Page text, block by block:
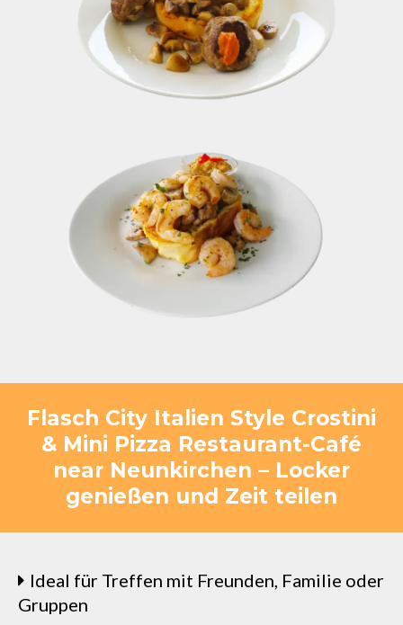
Flasch City Italien Style Crostini
& Mini Pizza Restaurant-Café
near Neunkirchen – Locker
genießen und Zeit teilen
Ideal für Treffen mit Freunden, Familie oder
Gruppen